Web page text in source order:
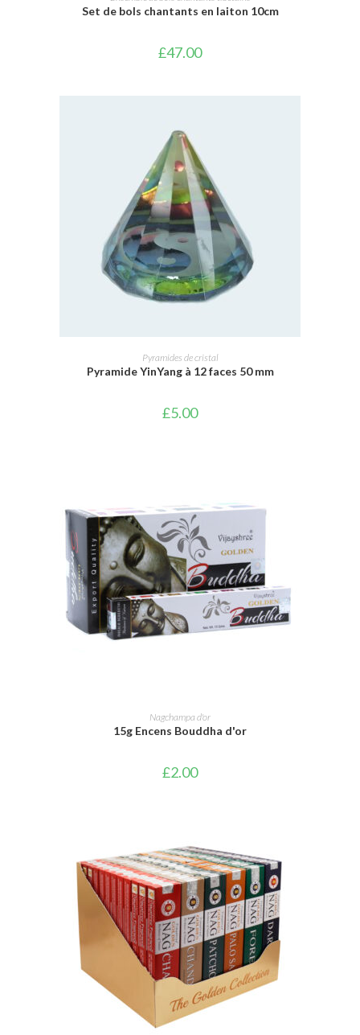
Set de bols chantants en laiton 10cm
£47.00
AJOUTER AU PANIER
Pyramides de cristal
Pyramide YinYang à 12 faces 50 mm
£5.00
AJOUTER AU PANIER
Nagchampa d'or
15g Encens Bouddha d'or
£2.00